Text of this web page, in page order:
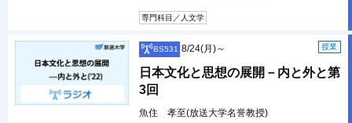
専門科目／人文学
BS531 授業
8/24(月)～
日本文化と思想の展開－内と外と第
3回
魚住 孝至(放送大学名誉教授)